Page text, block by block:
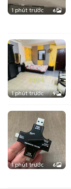
1 phút trước 6
1 phút trước 9
1 phút trước 6